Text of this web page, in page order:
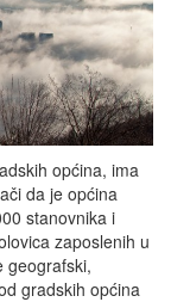
općina, ima
da je općina
stanovnika i
zaposlenih u
geografski,
gradskih općina